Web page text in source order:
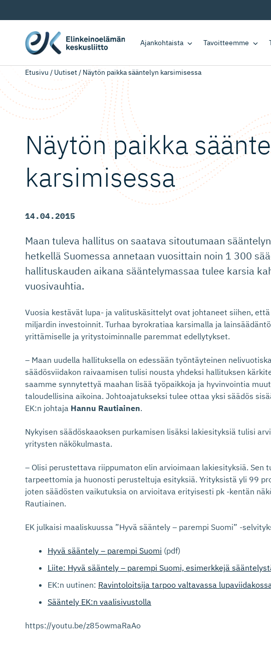
Ajankohtaista Tavoitteemme
Etusivu / Uutiset/ Näytön paikka sääntelyn karsimisessa
Näytön paikka
karsimisessa
14.04.2015
Maan tuleva hallitus on saatava sitoutumaan
hetkellä Suomessa annetaan vuosittain noin 1 300
hallituskauden aikana sääntelymassaa tulee karsia
vuosivauhtia.
Vuosia kestävät lupa- ja valituskäsittelyt ovat johtaneet siihen,
miljardin investoinnit. Turhaa byrokratiaa karsimalla ja
yrittämiselle ja yritystoiminnalle paremmat edellytykset.
– Maan uudella hallituksella on edessään työntäyteinen
säädösviidakon raivaamisen tulisi nousta yhdeksi hallituksen
saamme synnytettyä maahan lisää työpaikkoja ja hyvinvointia
taloudellisina aikoina. Johtoajatukseksi tulee ottaa yksi säädös
EK:n johtaja Hannu Rautiainen.
Nykyisen säädöskaaoksen purkamisen lisäksi lakiesityksiä tulisi
yritysten näkökulmasta.
– Olisi perustettava riippumaton elin arvioimaan lakiesityksiä. Sen
tarpeettomia ja huonosti perusteltuja esityksiä. Yrityksistä yli 99
joten säädösten vaikutuksia on arvioitava erityisesti pk -kentän
Rautiainen.
EK julkaisi maaliskuussa ”Hyvä sääntely – parempi Suomi” -
Hyvä sääntely – parempi Suomi (pdf)
Liite: Hyvä sääntely – parempi Suomi, esimerkkejä
EK:n uutinen: Ravintoloitsija tarpoo valtavassa
Sääntely EK:n vaalisivustolla
https://youtu.be/z85owmaRaAo